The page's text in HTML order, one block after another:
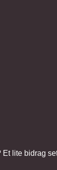
lite bidrag